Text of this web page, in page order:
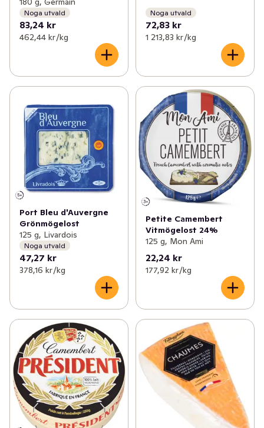
Noga utvald
83,24 kr
462,44 kr /kg
Noga utvald
72,83 kr
1 213,83 kr /kg
Port Bleu d'Auvergne
Grönmögelost
125 g, Livardois
Noga utvald
47,27 kr
378,16 kr /kg
Petite Camembert
Vitmögelost 24%
125 g, Mon Ami
22,24 kr
177,92 kr /kg